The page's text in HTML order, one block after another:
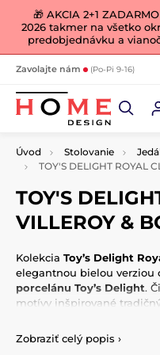
🎁 AKCIA 2+1
2026 takmer na všetko
predobjednávku a
Zavolajte nám (Po-Pi 9-16)
Úvod Stolovanie
TOY'S DELIGHT ROYAL
TOY'S
VILLEROY &
Kolekcia Toy’s Delight
elegantnou bielou verziou
porcelánu Toy’s Delight.
motívy inšpirované
Tentovianočný porcelán
Zobraziť celý popis ›